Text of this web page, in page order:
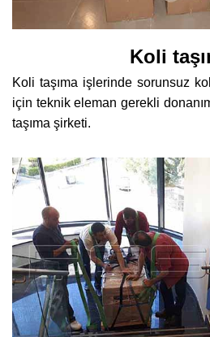
Koli
Koli taşıma işlerinde sorunsuz
için teknik eleman gerekli
taşıma şirketi.